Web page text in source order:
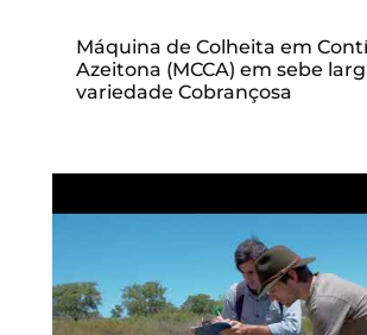
Máquina de Colheita em
Azeitona (MCCA) em sebe
variedade Cobrançosa